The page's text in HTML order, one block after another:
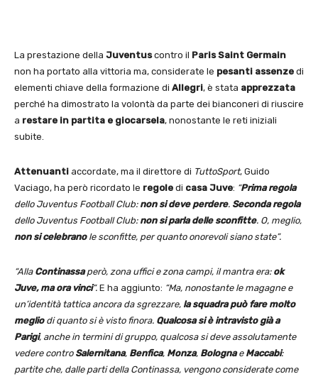
La prestazione della Juventuscontro il Paris Saint Germain
non ha portato alla vittoria ma, considerate le pesanti assenze di
elementi chiave della formazione di Allegri, è stata apprezzata
perché ha dimostrato la volontà da parte dei bianconeri di riuscire
a restare in partita e giocarsela, nonostante le reti iniziali
subite.
Attenuanti accordate, ma il direttore di TuttoSport, Guido
Vaciago, ha però ricordato le regole di casa Juve: “Prima regola
dello Juventus Football Club: non si deve perdere. Seconda regola
dello Juventus Football Club: non si parla delle sconfitte. O, meglio,
non si celebranole sconfitte, per quanto onorevoli siano state”.
“Alla Continassaperò, zona uffici e zona campi, il mantra era: ok
Juve, ma ora vinci“. E ha aggiunto: “Ma, nonostante le magagne e
un’identità tattica ancora da sgrezzare, la squadra può fare molto
megliodi quanto si è visto finora. Qualcosa si è intravisto già a
Parigi, anche in termini di gruppo, qualcosa si deve assolutamente
vedere contro Salernitana, Benfica, Monza, Bolognae Maccabi:
partite che, dalle parti della Continassa, vengono considerate come